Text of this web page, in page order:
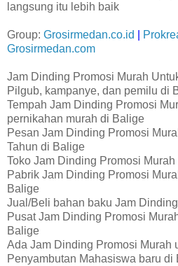
langsung itu lebih baik
Group: Grosirmedan.co.id
Grosirmedan.com
Jam Dinding Promosi Murah
Pilgub, kampanye, dan pemilu di
Tempah Jam Dinding Promosi
pernikahan murah di Balige
Pesan Jam Dinding Promosi
Tahun di Balige
Toko Jam Dinding Promosi
Pabrik Jam Dinding Promosi
Balige
Jual/Beli bahan baku Jam
Pusat Jam Dinding Promosi
Balige
Ada Jam Dinding Promosi Murah
Penyambutan Mahasiswa baru di